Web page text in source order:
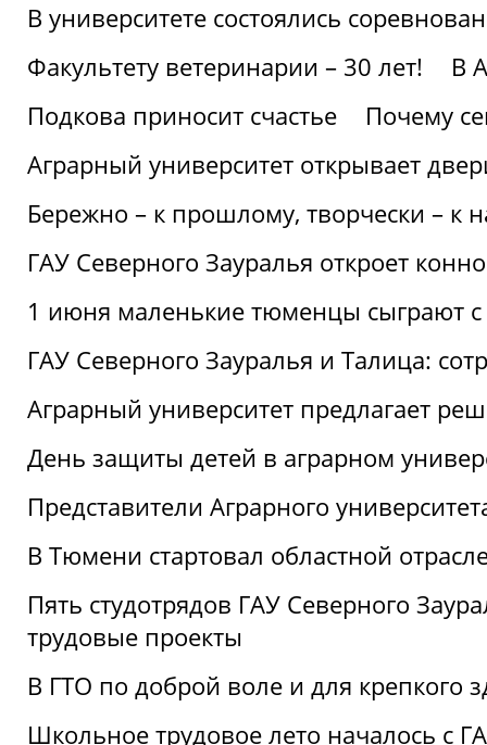
В университете состоялись
Факультету ветеринарии – 30 лет!
В
Подкова приносит счастье
Почему
Аграрный университет открывает
Бережно – к прошлому, творчески – к
ГАУ Северного Зауралья откроет
1 июня маленькие тюменцы сыграют с
ГАУ Северного Зауралья и Талица:
Аграрный университет предлагает
День защиты детей в аграрном
Представители Аграрного
В Тюмени стартовал областной
Пять студотрядов ГАУ Северного
трудовые проекты
В ГТО по доброй воле и для крепкого
Школьное трудовое лето началось с